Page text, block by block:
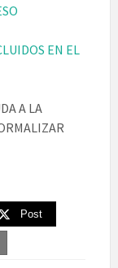
EN EL
A LA
Post